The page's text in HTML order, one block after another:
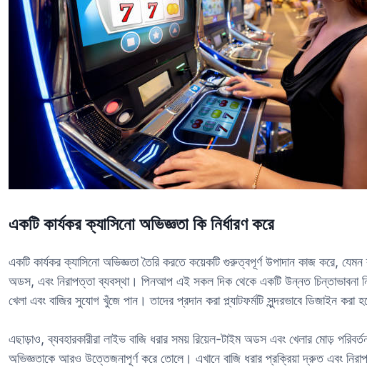
একটি কার্যকর ক্যাসিনো অভিজ্ঞতা কি নির্ধারণ করে
একটি কার্যকর ক্যাসিনো অভিজ্ঞতা তৈরি করতে কয়েকটি গুরুত্বপূর্ণ উপাদান কাজ করে, যেমন
অডস, এবং নিরাপত্তা ব্যবস্থা। পিনআপ এই সকল দিক থেকে একটি উন্নত চিন্তাভাবনা
খেলা এবং বাজির সুযোগ খুঁজে পান। তাদের প্রদান করা প্ল্যাটফর্মটি সুন্দরভাবে ডিজাইন
এছাড়াও, ব্যবহারকারীরা লাইভ বাজি ধরার সময় রিয়েল-টাইম অডস এবং খেলার মোড়
অভিজ্ঞতাকে আরও উত্তেজনাপূর্ণ করে তোলে। এখানে বাজি ধরার প্রক্রিয়া দ্রুত এবং